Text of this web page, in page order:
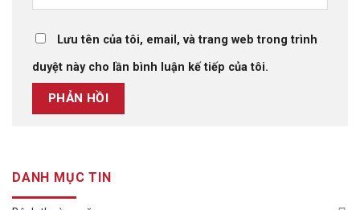
Lưu tên của tôi, email, và trang web trong trình
duyệt này cho lần bình luận kế tiếp của tôi.
DANH MỤC TIN